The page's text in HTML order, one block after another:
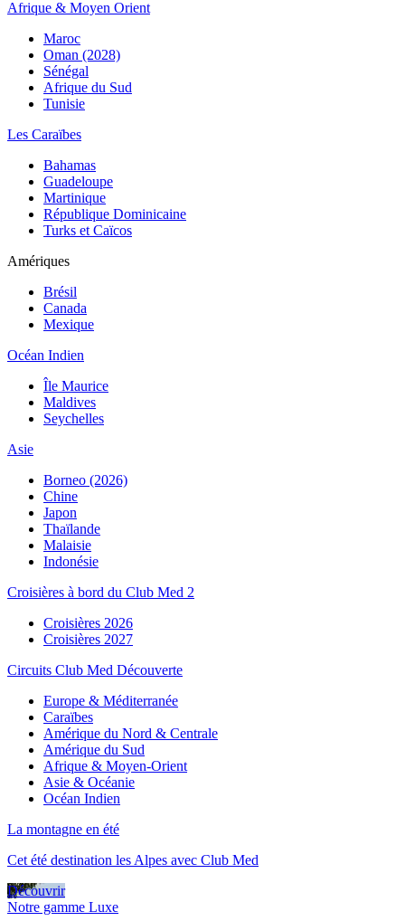
Afrique & Moyen Orient
Maroc
Oman (2028)
Sénégal
Afrique du Sud
Tunisie
Les Caraïbes
Bahamas
Guadeloupe
Martinique
République Dominicaine
Turks et Caïcos
Amériques
Brésil
Canada
Mexique
Océan Indien
Île Maurice
Maldives
Seychelles
Asie
Borneo (2026)
Chine
Japon
Thaïlande
Malaisie
Indonésie
Croisières à bord du Club Med 2
Croisières 2026
Croisières 2027
Circuits Club Med Découverte
Europe & Méditerranée
Caraïbes
Amérique du Nord & Centrale
Amérique du Sud
Afrique & Moyen-Orient
Asie & Océanie
Océan Indien
La montagne en été
Cet été destination les Alpes avec Club Med
Découvrir
Notre gamme Luxe